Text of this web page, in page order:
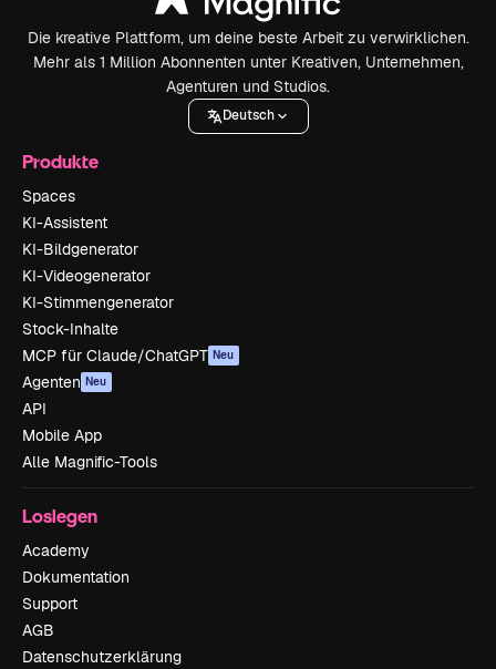
Die kreative Plattform, um deine beste Arbeit zu verwirklichen.
Mehr als 1 Million Abonnenten unter Kreativen, Unternehmen,
Agenturen und Studios.
Deutsch
Produkte
Spaces
KI-Assistent
KI-Bildgenerator
KI-Videogenerator
KI-Stimmengenerator
Stock-Inhalte
MCP für Claude/ChatGPT Neu
Agenten Neu
API
Mobile App
Alle Magnific-Tools
Loslegen
Academy
Dokumentation
Support
AGB
Datenschutzerklärung